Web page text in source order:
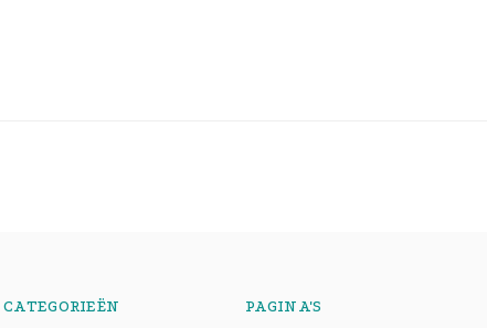
CATEGORIEËN PAGINA'S